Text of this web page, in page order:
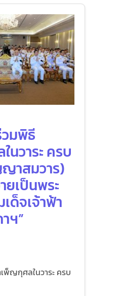
วมพิธี
นวาระ ครบ
าสมวาร)
ยเป็นพระ
ด็จเจ้าฟ้า
ฯ”
เพ็ญกุศลในวาระ ครบ